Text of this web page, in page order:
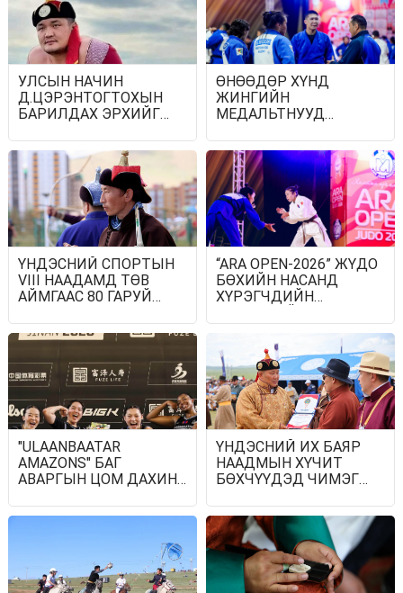
УЛСЫН НАЧИН
Д.ЦЭРЭНТОГТОХЫН
БАРИЛДАХ ЭРХИЙГ
ӨНӨӨДӨР ХҮНД
ЖИНГИЙН
МЕДАЛЬТНУУД
ҮНДЭСНИЙ СПОРТЫН
VIII НААДАМД ТӨВ
АЙМГААС 80 ГАРУЙ
БАЙНА
“ARA OPEN-2026” ЖҮДО
БӨХИЙН НАСАНД
ХҮРЭГЧДИЙН
ЭХЭЛЛЭЭ
"ULAANBAATAR
AMAZONS" БАГ
АВАРГЫН ЦОМ ДАХИН
ҮНДЭСНИЙ ИХ БАЯР
НААДМЫН ХҮЧИТ
БӨХЧҮҮДЭД ЧИМЭГ